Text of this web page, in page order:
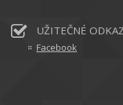
UŽITEČNÉ
Facebook